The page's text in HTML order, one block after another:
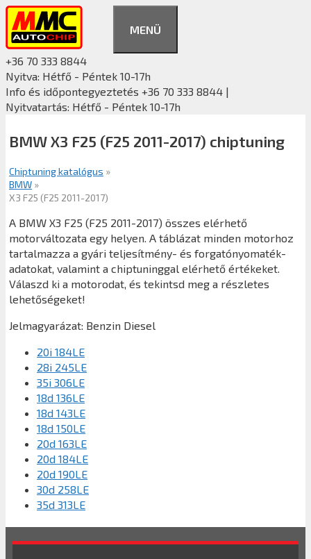
Kilépés
tartalomba
MENÜ
+36 70 333 8844
Nyitva: Hétfő - Péntek 10-17h
Info és időpontegyeztetés +36 70 333 8844 |
Nyitvatartás: Hétfő - Péntek 10-17h
BMW X3 F25 (F25 2011-2017) chiptuning
Chiptuning katalógus »
BMW »
X3 F25 (F25 2011-2017)
A BMW X3 F25 (F25 2011-2017) összes elérhető
motorváltozata egy helyen. A táblázat minden motorhoz
tartalmazza a gyári teljesítmény- és forgatónyomaték-
adatokat, valamint a chiptuninggal elérhető értékeket.
Válaszd ki a motorodat, és tekintsd meg a részletes
lehetőségeket!
Jelmagyarázat: Benzin Diesel
20i 184LE
28i 245LE
35i 306LE
18d 136LE
18d 143LE
18d 150LE
20d 163LE
20d 184LE
20d 190LE
30d 258LE
35d 313LE